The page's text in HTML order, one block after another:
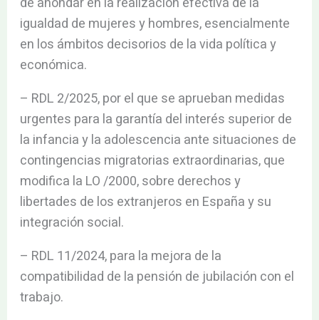
igualdad de mujeres y hombres, esencialmente
en los ámbitos decisorios de la vida política y
económica.
– RDL 2/2025, por el que se aprueban medidas
urgentes para la garantía del interés superior de
la infancia y la adolescencia ante situaciones de
contingencias migratorias extraordinarias, que
modifica la LO /2000, sobre derechos y
libertades de los extranjeros en España y su
integración social.
– RDL 11/2024, para la mejora de la
compatibilidad de la pensión de jubilación con el
trabajo.